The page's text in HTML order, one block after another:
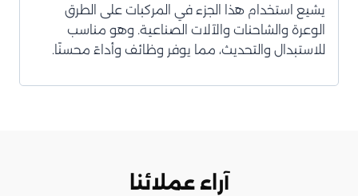
يشيع استخدام هذا الجزء في المركبات على الطرق
الوعرة والشاحنات والآلات الصناعية. وهو مناسب
للاستبدال والتحديث، مما يوفر وظائف وأداءً محسنًا.
آراء عملائنا